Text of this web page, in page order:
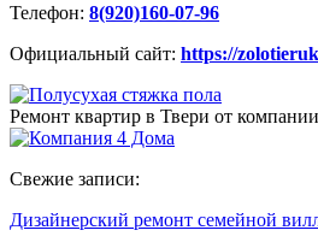
Телефон: 8(920)160-07-96
Официальный сайт: https://
Ремонт квартир в Твери от
Свежие записи:
Дизайнерский ремонт семейной